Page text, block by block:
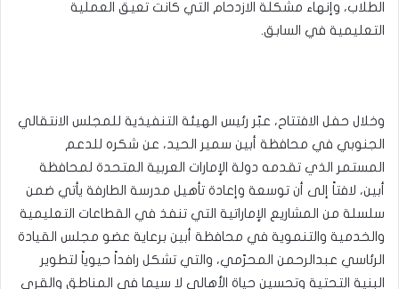
الطلاب، وإنهاء مشكلة الازدحام التي كانت تعيق العملية
التعليمية في السابق.
وخلال حفل الافتتاح، عبّر رئيس الهيئة التنفيذية للمجلس الانتقالي
الجنوبي في محافظة أبين سمير الحيد، عن شكره للدعم
المستمر الذي تقدمه دولة الإمارات العربية المتحدة لمحافظة
أبين، لافتاً إلى أن توسعة وإعادة تأهيل مدرسة الطارفة يأتي ضمن
سلسلة من المشاريع الإماراتية التي تنفذ في القطاعات التعليمية
والخدمية والتنموية في محافظة أبين برعاية عضو مجلس القيادة
الرئاسي عبدالرحمن المحرّمي، والتي تشكل رافداً حيوياً لتطوير
البنية التحتية وتحسين حياة الأهالي لا سيما في المناطق والقرى